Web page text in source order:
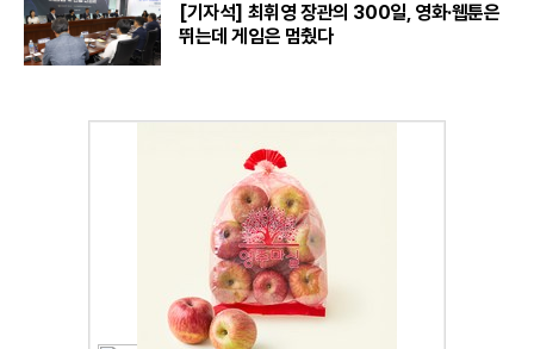
[기자석] 최휘영 장관의 300일, 영화·웹툰은
뛰는데 게임은 멈췄다